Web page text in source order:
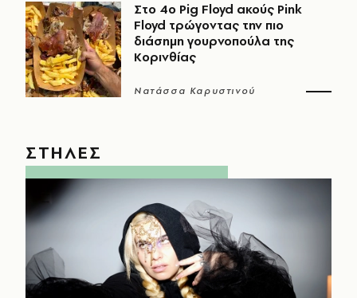
Στο 4ο Pig Floyd ακούς Pink
Floyd τρώγοντας την πιο
διάσημη γουρνοπούλα της
Κορινθίας
Νατάσσα Καρυστινού
ΣΤΗΛΕΣ